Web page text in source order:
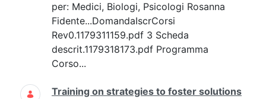
per: Medici, Biologi, Psicologi Rosanna
Fidente...DomandaIscrCorsi
Rev0.1179311159.pdf 3 Scheda
descrit.1179318173.pdf Programma
Corso...
Training on strategies to foster solutions